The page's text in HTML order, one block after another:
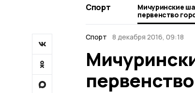
Спорт
Мичуринские
первенство
Спорт
8 декабря 2016, 09:18